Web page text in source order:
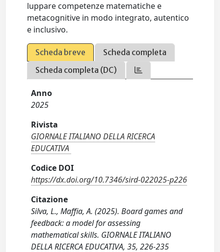
luppare competenze matematiche e
metacognitive in modo integrato, autentico
e inclusivo.
Scheda breve
Scheda completa
Scheda completa (DC)
Anno
2025
Rivista
GIORNALE ITALIANO DELLA RICERCA
EDUCATIVA
Codice DOI
https://dx.doi.org/10.7346/sird-022025-p226
Citazione
Silva, L., Maffia, A. (2025). Board games and
feedback: a model for assessing
mathematical skills. GIORNALE ITALIANO
DELLA RICERCA EDUCATIVA, 35, 226-235